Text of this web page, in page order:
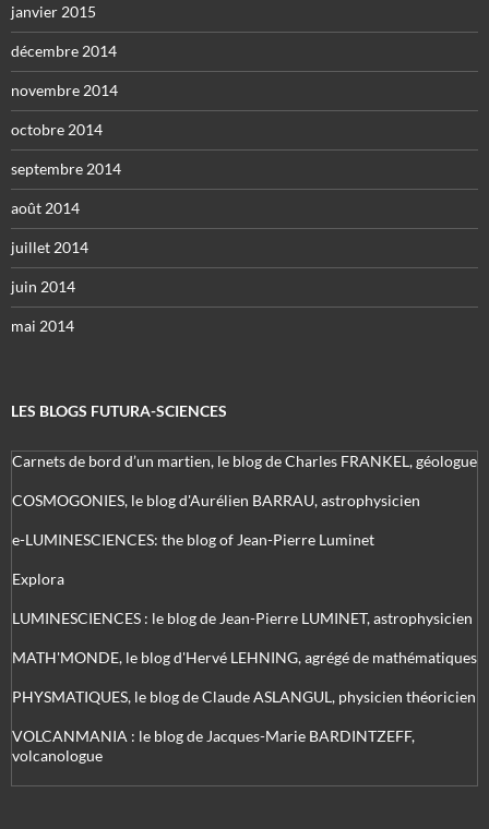
janvier 2015
décembre 2014
novembre 2014
octobre 2014
septembre 2014
août 2014
juillet 2014
juin 2014
mai 2014
LES BLOGS FUTURA-SCIENCES
Carnets de bord d’un martien, le blog de Charles FRANKEL, géologue
COSMOGONIES, le blog d'Aurélien BARRAU, astrophysicien
e-LUMINESCIENCES: the blog of Jean-Pierre Luminet
Explora
LUMINESCIENCES : le blog de Jean-Pierre LUMINET, astrophysicien
MATH'MONDE, le blog d'Hervé LEHNING, agrégé de mathématiques
PHYSMATIQUES, le blog de Claude ASLANGUL, physicien théoricien
VOLCANMANIA : le blog de Jacques-Marie BARDINTZEFF,
volcanologue